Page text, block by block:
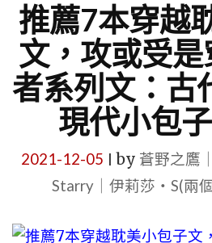
推薦7本穿越
文，攻或受是
者系列文：古
現代小包
2021-12-05 by 蒼野之鷹
Starry｜伊莉莎・S(兩